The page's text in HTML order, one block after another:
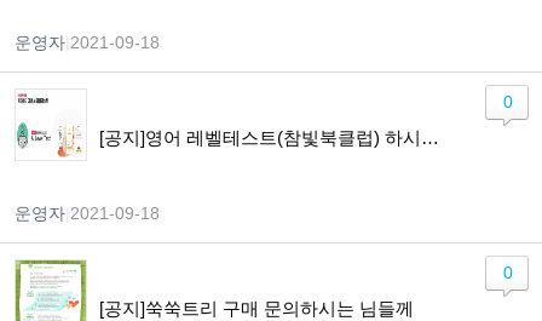
운영자 2021-09-18
[공지]영어 레벨테스트(참빛북클럽) 하시고자 하는 분들께 알려드립니다.
운영자 2021-09-18
0
[공지]쑥쑥트리 구매 문의하시는 님들께
0